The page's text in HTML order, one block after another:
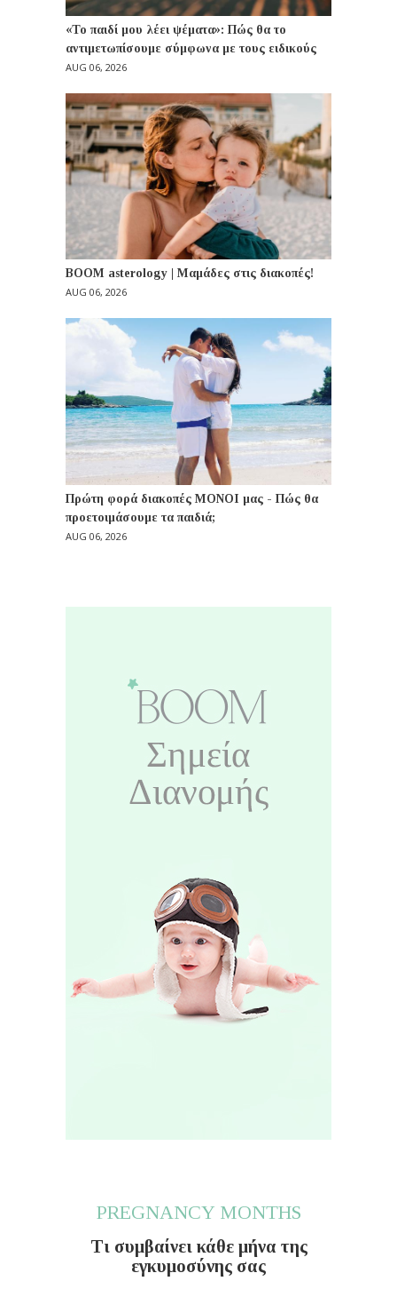
«Το παιδί μου λέει ψέματα»: Πώς θα το
αντιμετωπίσουμε σύμφωνα με τους ειδικούς
AUG 06, 2026
BOOM asterology | Μαμάδες στις διακοπές!
AUG 06, 2026
Πρώτη φορά διακοπές ΜΟΝΟΙ μας - Πώς θα
προετοιμάσουμε τα παιδιά;
AUG 06, 2026
PREGNANCY MONTHS
Τι συμβαίνει κάθε μήνα της
εγκυμοσύνης σας